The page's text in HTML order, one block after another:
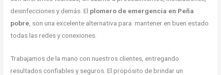
desinfecciones y demás. El plomero de emergencia en Peña
pobre , son una excelente alternativa para mantener en buen estado
todas las redes y conexiones.
Trabajamos de la mano con nuestros clientes, entregando
resultados confiables y seguros. El propósito de brindar un